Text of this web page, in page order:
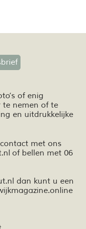
of enig
te nemen of te
en uitdrukkelijke
met ons
of bellen met 06
dan kunt u een